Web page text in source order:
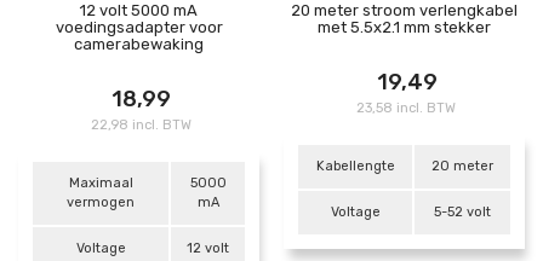
12 volt 5000 mA
voedingsadapter voor
camerabewaking
18,99
22,98 incl. BTW
Maximaal
vermogen
5000
mA
Voltage 12 volt
20 meter stroom verlengkabel
met 5.5x2.1 mm stekker
19,49
23,58 incl. BTW
Kabellengte 20 meter
Voltage 5-52 volt